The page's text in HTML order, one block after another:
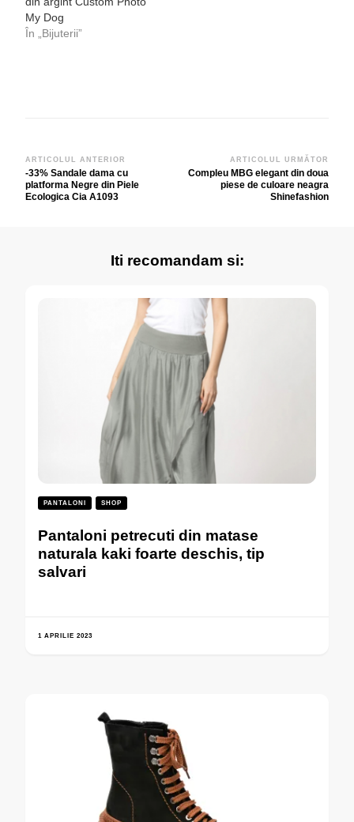
My Dog
În „Bijuterii”
Navigare
în
articole
ARTICOLUL ANTERIOR
-33% Sandale dama cu
platforma Negre din Piele
Ecologica Cia A1093
ARTICOLUL URMĂTOR
Compleu MBG elegant din doua
piese de culoare neagra
Shinefashion
Iti recomandam si:
PANTALONI SHOP
Pantaloni petrecuti din matase
naturala kaki foarte deschis, tip
salvari
1 APRILIE 2023